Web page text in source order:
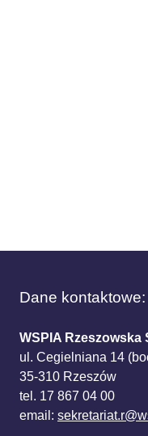
Dane kontaktowe:
WSPIA Rzeszowska
ul. Cegielniana 14
35-310 Rzeszów
tel. 17 867 04 00
email: